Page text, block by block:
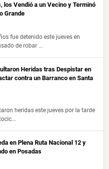
los Vendió a un Vecino y Terminó
Grande
fue detenido este jueves en
de robar ...
Heridas tras Despistar en
contra un Barranco en Santa
heridas este jueves por la tarde
en Plena Ruta Nacional 12 y
en Posadas